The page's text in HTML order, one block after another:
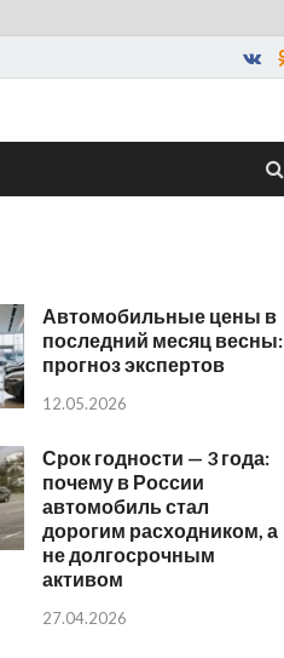
Автомобильные цены в
последний месяц весны:
прогноз экспертов
12.05.2026
Срок годности — 3 года:
почему в России
автомобиль стал
дорогим расходником, а
не долгосрочным
активом
27.04.2026